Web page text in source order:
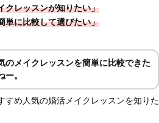
クレッスンが知りたい」
単に比較して選びたい」
のメイクレッスンを簡単に比較できた
ー。
すめ人気の婚活メイクレッスンを知りた